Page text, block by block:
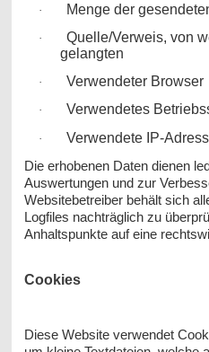
· Menge der
·
Quelle/Verweis, von
gelangten
· Verwendeter Browser
· Verwendetes
· Verwendete IP-
Die erhobenen Daten dienen
Auswertungen und zur
Websitebetreiber behält sich
Logfiles nachträglich zu
Anhaltspunkte auf eine
Cookies
Diese Website verwendet